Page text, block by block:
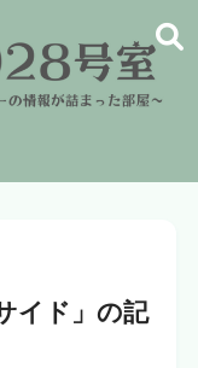
イド」の記